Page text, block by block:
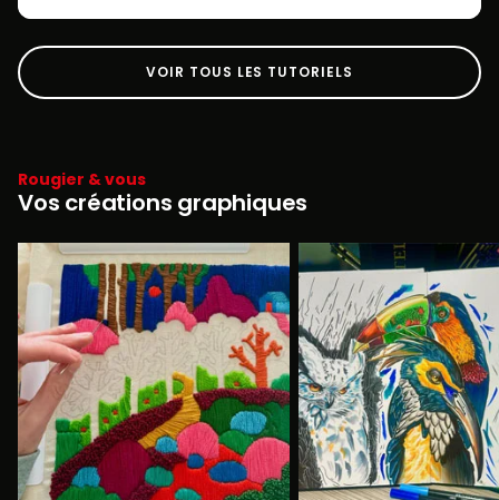
VOIR TOUS LES TUTORIELS
Rougier & vous
Vos créations graphiques